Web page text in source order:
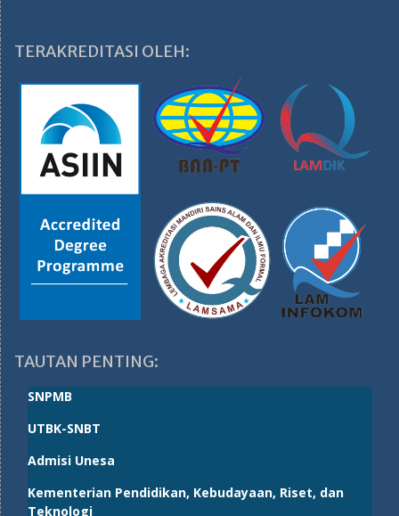
TERAKREDITASI OLEH:
TAUTAN PENTING:
SNPMB
UTBK-SNBT
Admisi Unesa
Kementerian Pendidikan, Kebudayaan, Riset, dan
Teknologi